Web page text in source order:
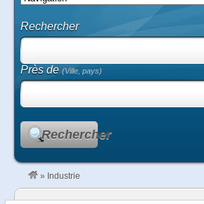
Rechercher
Près de(Ville, pays)
Rechercher
» Industrie